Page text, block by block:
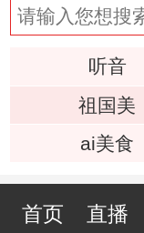
听音
祖国美
ai美食
首页 直播